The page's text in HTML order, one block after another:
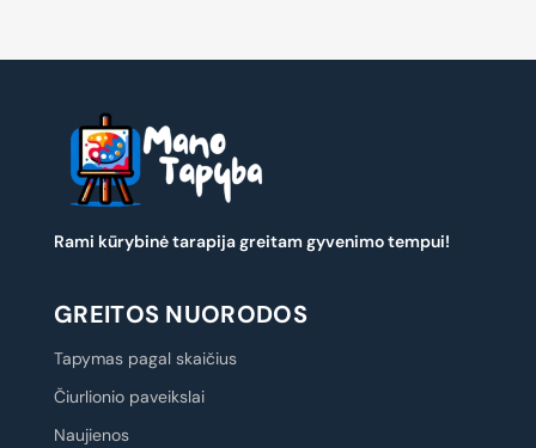
Rami kūrybinė tarapija greitam gyvenimo tempui!
GREITOS NUORODOS
Tapymas pagal skaičius
Čiurlionio paveikslai
Naujienos